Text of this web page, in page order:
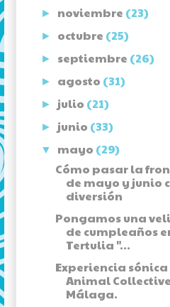
► noviembre (23)
► octubre (25)
► septiembre (26)
► agosto (31)
► julio (21)
► junio (33)
▼ mayo (29)
Cómo pasar la
de mayo y junio
diversión
Pongamos una
de cumpleaños
Tertulia "...
Experiencia sónica
Animal
Málaga.